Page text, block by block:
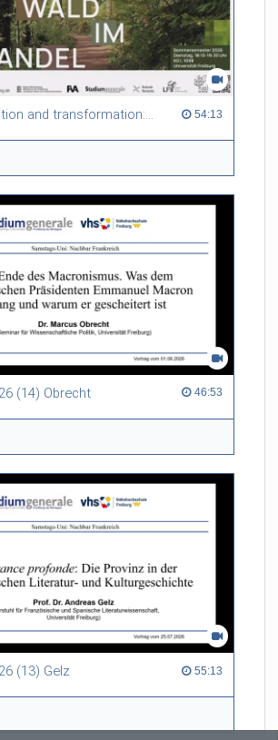
Mensa in Mulhouse besucht, in die Töpfe
Between tradition and transformation: how owners, advisers and institutions co-create knowledge for resilient forests in Europe 54:13
(14) Obrecht 46:53
(13) Gelz 55:13